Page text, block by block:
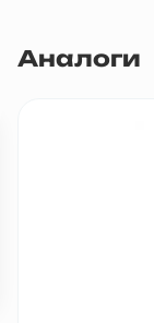
Аналоги